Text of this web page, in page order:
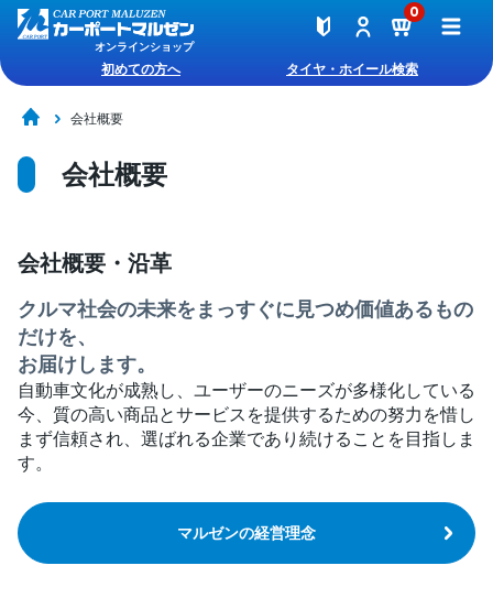
オンラインショップ
0
初めての方へ タイヤ・ホイール検索
会社概要
会社概要
会社概要・沿革
クルマ社会の未来をまっすぐに見つめ価値あるもの
だけを、
お届けします。
自動車文化が成熟し、ユーザーのニーズが多様化している
今、質の高い商品とサービスを提供するための努力を惜し
まず信頼され、選ばれる企業であり続けることを目指しま
す。
マルゼンの経営理念